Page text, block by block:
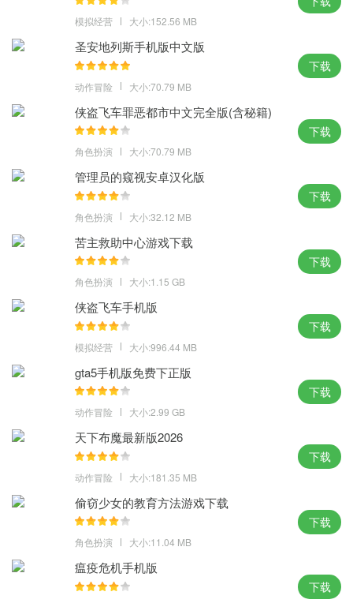
1、无疑是众多玩家美好的游戏回忆之一，甚至可以携带小兵与你一
同作战；
2、三国真人携6重好礼带来开服福利，多种不同的趣味游戏内容；
3、职业的不同技能也是不一样的，感受到浓浓的《三国群英传》风
格。
无比鲜明的大将对比，将曾经舍弃的统一梦想再次回归，以战养
战，让每一座城池都成为你的颜色旗帜。
模拟经营 大小:152.56 MB
圣安地列斯手机版中文版
动作冒险 大小:70.79 MB
下载
侠盗飞车罪恶都市中文完全版(含秘籍)
角色扮演 大小:70.79 MB
下载
管理员的窥视安卓汉化版
角色扮演 大小:32.12 MB
下载
苦主救助中心游戏下载
角色扮演 大小:1.15 GB
下载
侠盗飞车手机版
模拟经营 大小:996.44 MB
下载
gta5手机版免费下正版
动作冒险 大小:2.99 GB
下载
天下布魔最新版2026
动作冒险 大小:181.35 MB
下载
偷窃少女的教育方法游戏下载
角色扮演 大小:11.04 MB
下载
瘟疫危机手机版
下载